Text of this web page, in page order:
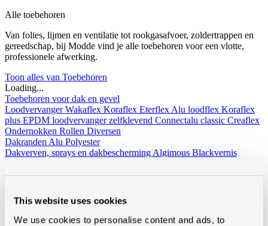
This website uses cookies
We use cookies to personalise content and ads, to
Alle toebehoren
Van folies, lijmen en ventilatie tot rookgasafvoer, zoldertrappen en
gereedschap, bij Modde vind je alle toebehoren voor een vlotte,
professionele afwerking.
Toon alles van Toebehoren
Loading...
Toebehoren voor dak en gevel
LoodvervangerWakaflex Koraflex Eterflex Alu loodflex Koraflex
plus EPDM loodvervanger zelfklevend Connectalu classic Creaflex
Ondernokken Rollen Diversen
Dakranden Alu Polyester
Dakverven, sprays en dakbescherming Algimous Blackvernis
Roofcoat
Liquiden en lijmen voor platte dakenImperbel liquiden en lijmen
lijmen
HoeklattenImperbelRotswolFoamglas
Gas